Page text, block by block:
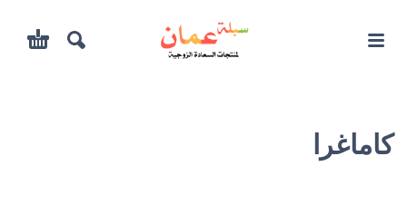
كاماغرا